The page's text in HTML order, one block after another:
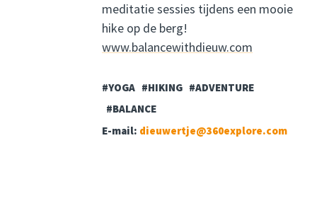
meditatie sessies tijdens een mooie
hike op de berg!
www.balancewithdieuw.com
#YOGA #HIKING #ADVENTURE
#BALANCE
E-mail: dieuwertje@360explore.com